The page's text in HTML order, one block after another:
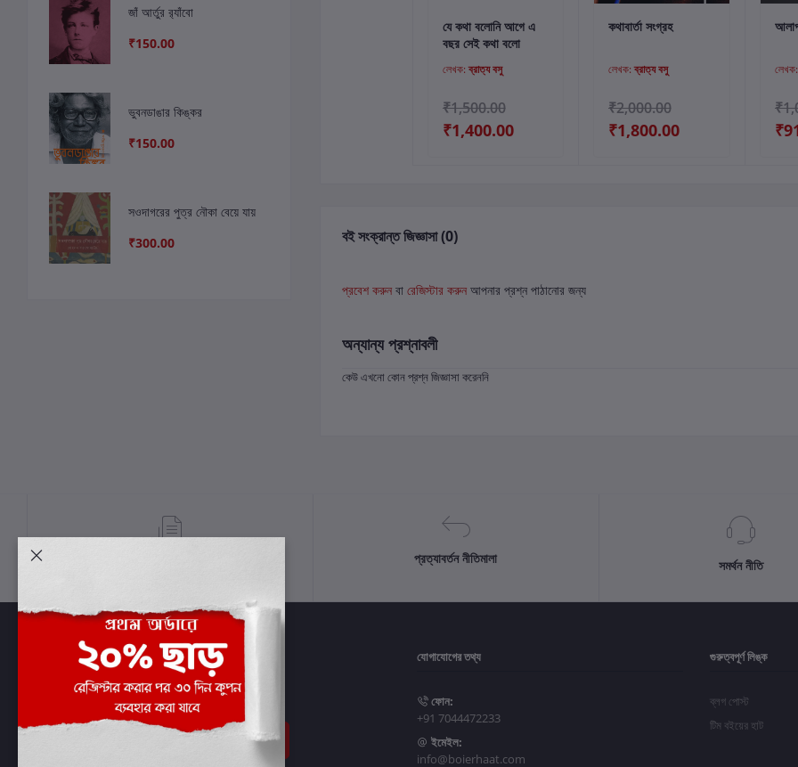
জাঁ আর্তুর র‍্যাঁবো
₹150.00
ভুবনডাঙার কিঙ্কর
₹150.00
সওদাগরের পুত্র নৌকা বেয়ে যায়
₹300.00
কার্টে যোগ করুন
যে কথা বলোনি আগে এ
বছর সেই কথা বলো
লেখক:ব্রাত্য বসু
₹1,500.00
₹1,400.00
কার্টে যোগ করুন
কথাবার্তা সংগ্রহ
লেখক:ব্রাত্য বসু
₹2,000.00
₹1,800.00
লেখক:
বই সংক্রান্ত জিজ্ঞাসা (0)
প্রবেশ করুন বা রেজিস্টার করুন আপনার প্রশ্ন পাঠানোর জন্য
অন্যান্য প্রশ্নাবলী
কেউ এখনো কোন প্রশ্ন জিজ্ঞাসা করেননি
প্রত্যাবর্তন নীতিমালা সমর্থন নীতি
সাবস্ক্রাইব
যোগাযোগের তথ্য
ফোন:
+91 7044472233
ইমেইল:
info@boierhaat.com
গুরুত্বপূর্ণ লিঙ্ক
ব্লগ পোস্ট
টিম বইয়ের হাট